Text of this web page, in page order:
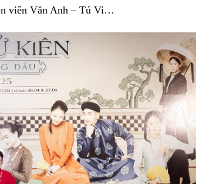
viên Văn Anh – Tú Vi…